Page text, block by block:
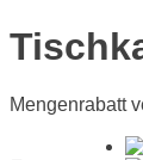
Mengenrabatt